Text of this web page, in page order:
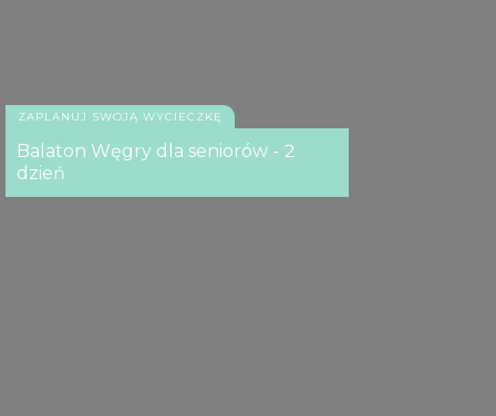
ZAPLANUJ SWOJĄ WYCIECZKĘ
Balaton Węgry dla seniorów - 2
dzień